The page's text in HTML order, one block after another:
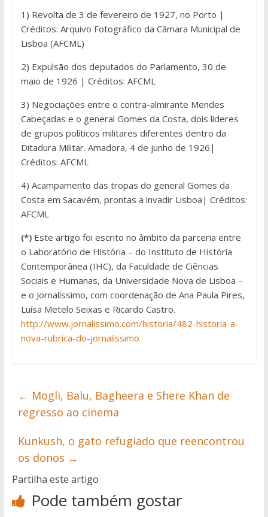
1) Revolta de 3 de fevereiro de 1927, no Porto |
Créditos: Arquivo Fotográfico da Câmara Municipal de
Lisboa (AFCML)
2) Expulsão dos deputados do Parlamento, 30 de
maio de 1926 | Créditos: AFCML
3) Negociações entre o contra-almirante Mendes
Cabeçadas e o general Gomes da Costa, dois líderes
de grupos políticos militares diferentes dentro da
Ditadura Militar. Amadora, 4 de junho de 1926|
Créditos: AFCML
4) Acampamento das tropas do general Gomes da
Costa em Sacavém, prontas a invadir Lisboa| Créditos:
AFCML
(*)Este artigo foi escrito no âmbito da parceria entre
o Laboratório de História – do Instituto de História
Contemporânea (IHC), da Faculdade de Ciências
Sociais e Humanas, da Universidade Nova de Lisboa –
e o Jornalíssimo, com coordenação de Ana Paula Pires,
Luísa Metelo Seixas e Ricardo Castro.
http://www.jornalissimo.com/historia/482-historia-a-
nova-rubrica-do-jornalissimo
← Mogli, Balu, Bagheera e Shere Khan de
regresso ao cinema
Kunkush, o gato refugiado que reencontrou
os donos →
Partilha este artigo
Pode também gostar